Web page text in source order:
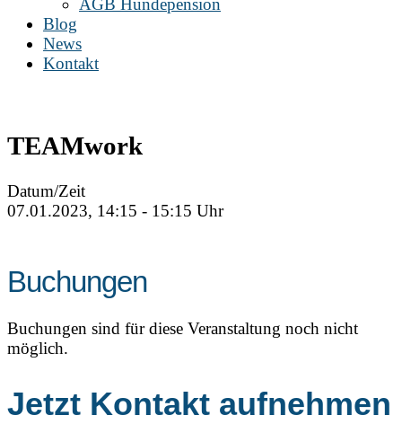
AGB Hundepension
Blog
News
Kontakt
TEAMwork
Datum/Zeit
07.01.2023, 14:15 - 15:15 Uhr
Buchungen
Buchungen sind für diese Veranstaltung noch nicht
möglich.
Jetzt Kontakt aufnehmen